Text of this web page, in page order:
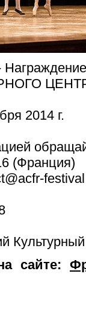
2014 г.
(Франция)
сайте: